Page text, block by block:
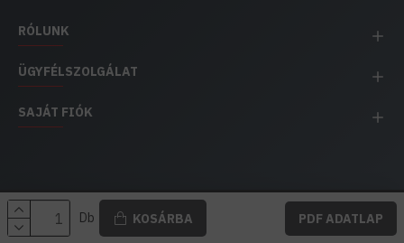
Db KOSÁRBA PDF ADATLAP
RÓLUNK
ÜGYFÉLSZOLGÁLAT
SAJÁT FIÓK
EH IMPEX / Copyright © 1991-2025 Energia Háza